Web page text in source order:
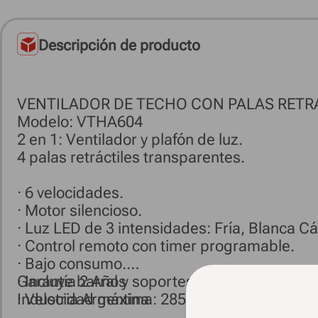
Descripción de producto
VENTILADOR DE TECHO CON PALAS
Modelo: VTHA604
2 en 1: Ventilador y plafón de luz.
4 palas retráctiles transparentes.
· 6 velocidades.
· Motor silencioso.
· Luz LED de 3 intensidades: Fría, Blanca
· Control remoto con timer programable.
· Bajo consumo.
· Incluye barral y soportes para su
· Velocidad máxima: 285 rpm.
Garantía 2 Años
Industria Argentina